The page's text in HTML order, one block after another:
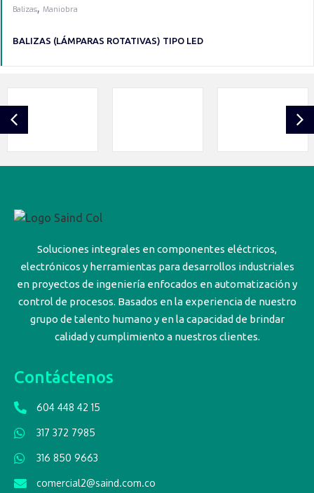
Balizas, Maniobra
BALIZAS (LÁMPARAS ROTATIVAS) TIPO LED
Soluciones integrales en componentes eléctricos,
electrónicos y herramientas para desarrollos industriales
en proyectos de ingeniería enfocados en automatización y
control de procesos. Basados en la experiencia de nuestro
grupo de talento humano y en la capacidad de brindar
calidad y cumplimiento a nuestros clientes.
Contáctenos
604 448 42 15
317 372 7985
316 850 9663
comercial2@saind.com.co